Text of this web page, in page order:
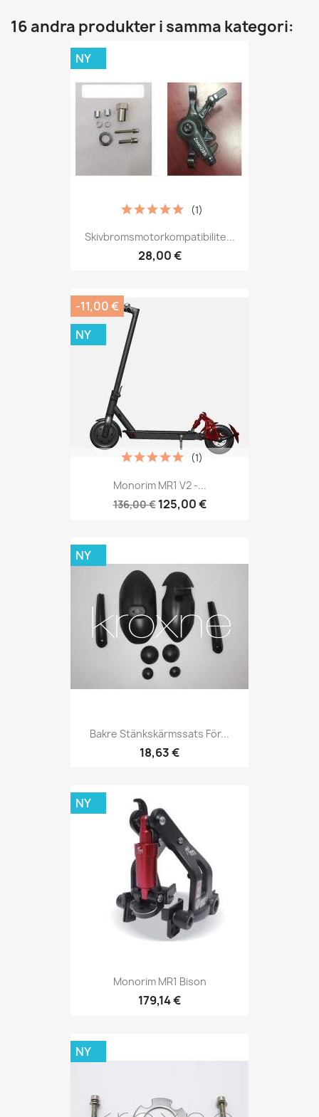
16 andra produkter i samma kategori:
Skivbromsmotorkompatibilite...
28,00 €
(1)
NY
Monorim MR1 V2 -...
136,00 € 125,00 €
(1)
-11,00 €
NY
Bakre Stänkskärmssats För...
18,63 €
NY
Monorim MR1 Bison
179,14 €
NY
NY